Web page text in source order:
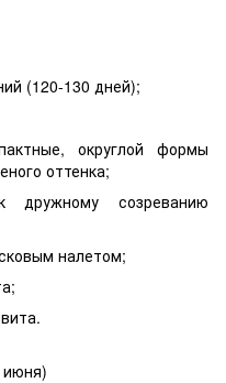
(120-130 дней);
округлой формы
оттенка;
дружному созреванию
налетом;
июня)